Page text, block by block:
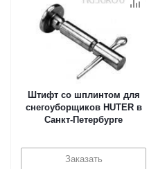
Штифт со шплинтом для
снегоуборщиков HUTER в
Санкт-Петербурге
Заказать